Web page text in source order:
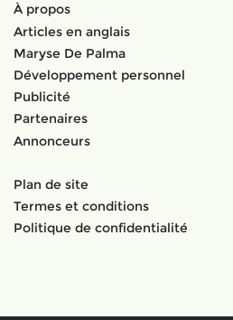
À propos
Articles en anglais
Maryse De Palma
Développement personnel
Publicité
Partenaires
Annonceurs
Plan de site
Termes et conditions
Politique de confidentialité